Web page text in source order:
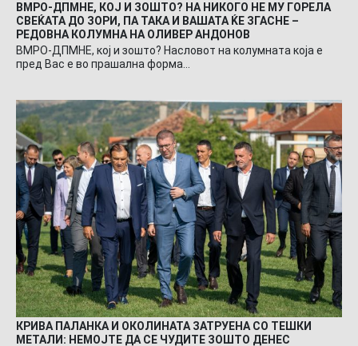
ВМРО-ДПМНЕ, КОЈ И ЗОШТО? НА НИКОГО НЕ МУ ГОРЕЛА
СВЕЌАТА ДО ЗОРИ, ПА ТАКА И ВАШАТА ЌЕ ЗГАСНЕ –
РЕДОВНА КОЛУМНА НА ОЛИВЕР АНДОНОВ
ВМРО-ДПМНЕ, кој и зошто? Насловот на колумната која е
пред Вас е во прашална форма…
КРИВА ПАЛАНКА И ОКОЛИНАТА ЗАТРУЕНА СО ТЕШКИ
МЕТАЛИ: НЕМОЈТЕ ДА СЕ ЧУДИТЕ ЗОШТО ДЕНЕС